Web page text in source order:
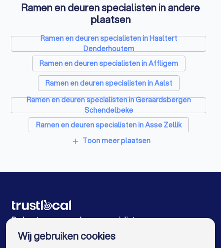
Laadpaal installateurs in Roosdaal Pamel
Schrijnwerkers in Roosdaal Pamel
Warmtepomp installateurs in Roosdaal Pamel
Badkamer installateurs in Roosdaal Pamel
Glashandels in Roosdaal Pamel
EPC-keurders in Roosdaal Pamel
Klusjesmannen in Roosdaal Pamel
Ramen en deuren specialisten in andere
plaatsen
Ramen en deuren specialisten in Haaltert
Denderhoutem
Ramen en deuren specialisten in Affligem
Ramen en deuren specialisten in Aalst
Ramen en deuren specialisten in Geraardsbergen
Schendelbeke
Ramen en deuren specialisten in Asse Zellik
Ramen en deuren specialisten in Halle Buizingen
Ramen en deuren specialisten in Berlare Uitbergen
Ramen en deuren specialisten in Antwerpen
add Toon meer plaatsen
De beste ramen en deuren specialisten voor u
Wij gebruiken cookies